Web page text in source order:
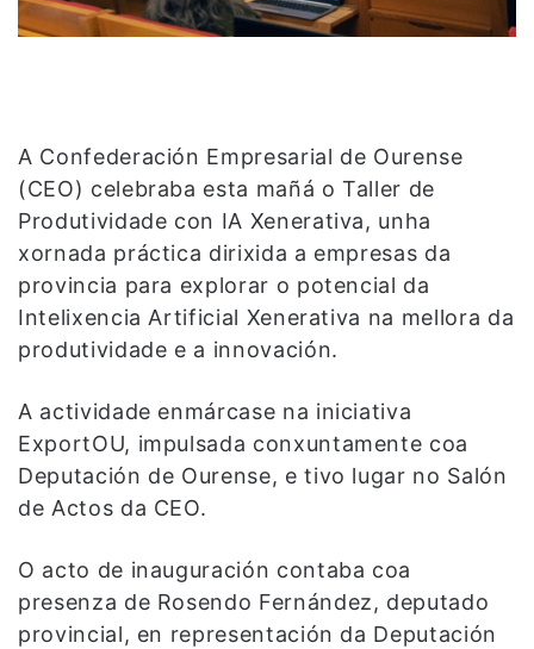
A Confederación Empresarial de Ourense
(CEO) celebraba esta mañá o Taller de
Produtividade con IA Xenerativa, unha
xornada práctica dirixida a empresas da
provincia para explorar o potencial da
Intelixencia Artificial Xenerativa na mellora da
produtividade e a innovación.
A actividade enmárcase na iniciativa
ExportOU, impulsada conxuntamente coa
Deputación de Ourense, e tivo lugar no Salón
de Actos da CEO.
O acto de inauguración contaba coa
presenza de Rosendo Fernández, deputado
provincial, en representación da Deputación